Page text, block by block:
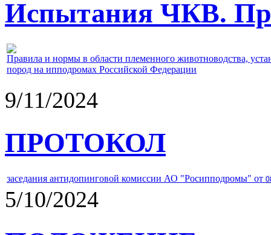
Испытания ЧКВ.
Правила и нормы в области племенного животноводства,
пород на ипподромах Российской Федерации
9/11/2024
ПРОТОКОЛ
заседания антидопинговой комиссии АО "Росипподромы" от
5/10/2024